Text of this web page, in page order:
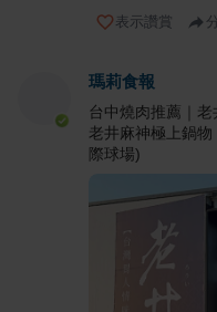
表示讚賞
瑪莉食報
台中燒肉推薦｜
老井麻神極上鍋
際球場)